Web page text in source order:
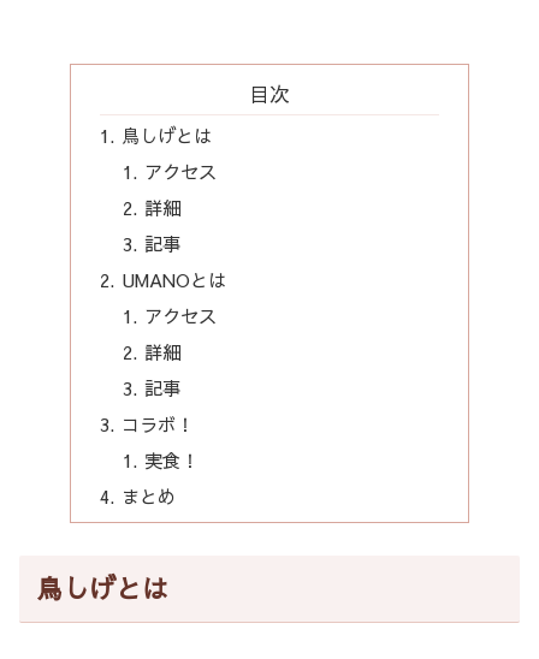
目次
鳥しげとは
アクセス
詳細
記事
UMANOとは
アクセス
詳細
記事
コラボ！
実食！
まとめ
鳥しげとは